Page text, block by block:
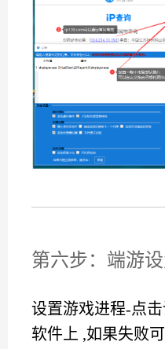
第六步：端游
设置游戏进程-点
软件上 ,如果失败